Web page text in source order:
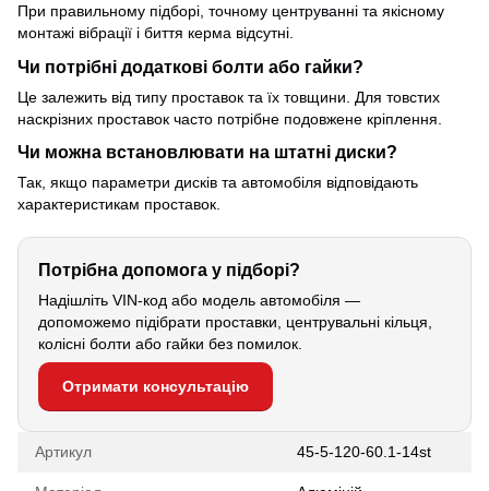
При правильному підборі, точному центруванні та якісному
монтажі вібрації і биття керма відсутні.
Чи потрібні додаткові болти або гайки?
Це залежить від типу проставок та їх товщини. Для товстих
наскрізних проставок часто потрібне подовжене кріплення.
Чи можна встановлювати на штатні диски?
Так, якщо параметри дисків та автомобіля відповідають
характеристикам проставок.
Потрібна допомога у підборі?
Надішліть VIN-код або модель автомобіля —
допоможемо підібрати проставки, центрувальні кільця,
колісні болти або гайки без помилок.
Отримати консультацію
Артикул 45-5-120-60.1-14st